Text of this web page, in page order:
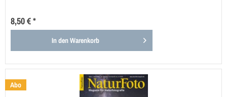
8,50 € *
In denWarenkorb
Abo